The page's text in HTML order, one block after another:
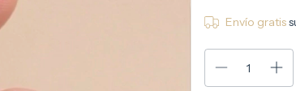
Envío gratis